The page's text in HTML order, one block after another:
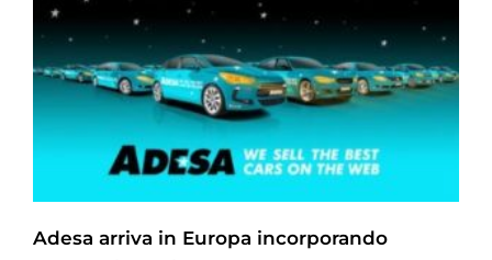
Adesa arriva in Europa incorporando